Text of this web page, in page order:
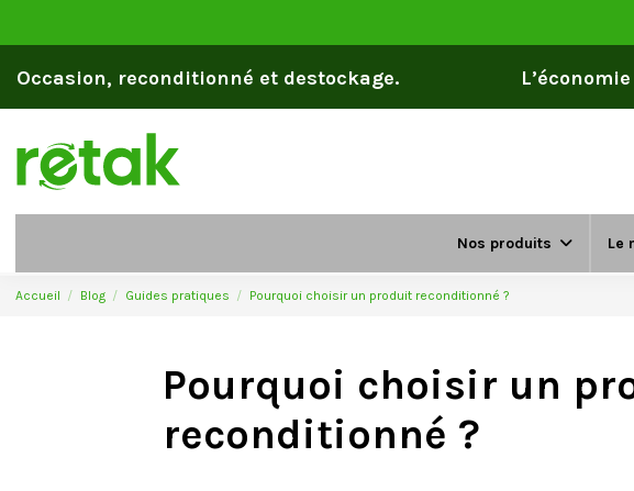
Occasion, reconditionné et destockage.
Nos produits Le
Accueil Blog Guides pratiques Pourquoi choisir un produit reconditionné ?
Pourquoi choisir un
reconditionné ?